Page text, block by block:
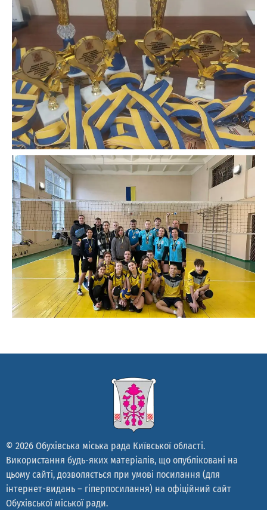
© 2026 Обухівська міська рада Київської області.
Використання будь-яких матеріалів, що опубліковані на
цьому сайті, дозволяється при умові посилання (для
інтернет-видань – гіперпосилання) на офіційний сайт
Обухівської міської ради.